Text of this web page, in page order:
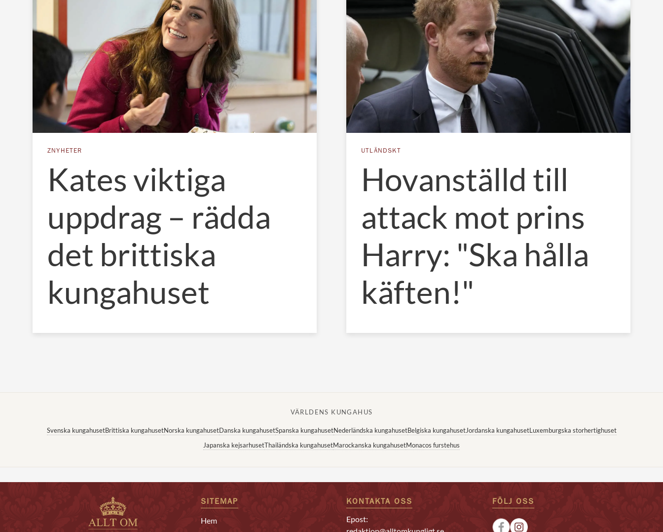
ZNYHETER
Kates viktiga
uppdrag – rädda
det brittiska
kungahuset
UTLÄNDSKT
Hovanställd till
attack mot prins
Harry: "Ska hålla
käften!"
VÄRLDENS KUNGAHUS
Svenska kungahusetBrittiska kungahusetNorska kungahusetDanska kungahusetSpanska kungahusetNederländska kungahusetBelgiska kungahusetJordanska kungahusetLuxemburgska storhertighuset
Japanska kejsarhusetThailändska kungahusetMarockanska kungahusetMonacos furstehus
SITEMAP
Hem
KONTAKTA OSS
Epost:
FÖLJ OSS